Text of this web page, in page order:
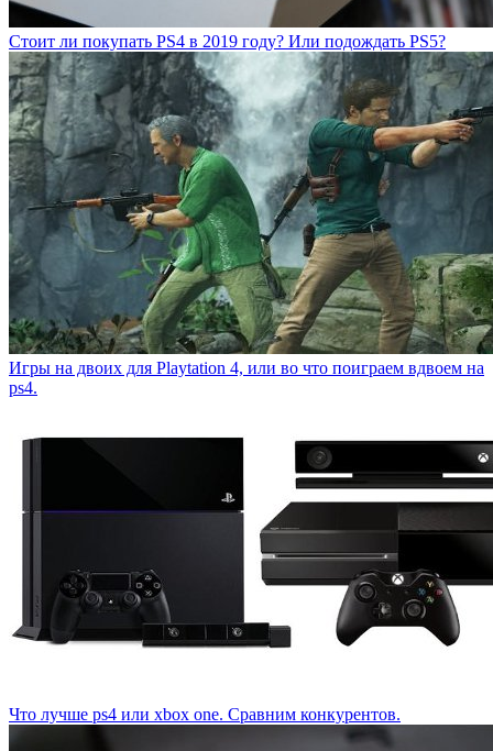
Стоит ли покупать PS4 в 2019 году? Или подождать PS5?
Игры на двоих для Playtation 4, или во что поиграем вдвоем на
ps4.
Что лучше ps4 или xbox one. Сравним конкурентов.